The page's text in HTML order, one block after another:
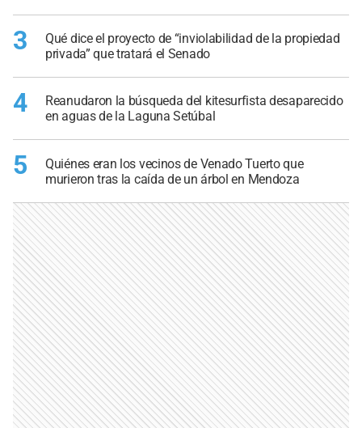
3
Qué dice el proyecto de “inviolabilidad de la propiedad
privada” que tratará el Senado
4
Reanudaron la búsqueda del kitesurfista desaparecido
en aguas de la Laguna Setúbal
5
Quiénes eran los vecinos de Venado Tuerto que
murieron tras la caída de un árbol en Mendoza